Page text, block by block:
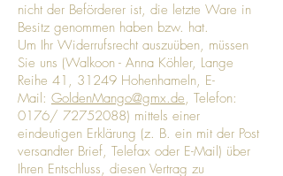
nicht der Beförderer ist, die letzte Ware in
Besitz genommen haben bzw. hat.
Um Ihr Widerrufsrecht auszuüben, müssen
Sie uns (Walkoon - Anna Köhler, Lange
Reihe 41, 31249 Hohenhameln, E-
Mail: GoldenMango@gmx.de, Telefon:
0176/ 72752088) mittels einer
eindeutigen Erklärung (z. B. ein mit der Post
versandter Brief, Telefax oder E-Mail) über
Ihren Entschluss, diesen Vertrag zu